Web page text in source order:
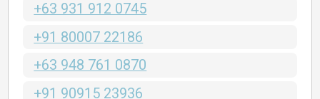
+63 931 912 0745
+91 80007 22186
+63 948 761 0870
+91 90915 23936